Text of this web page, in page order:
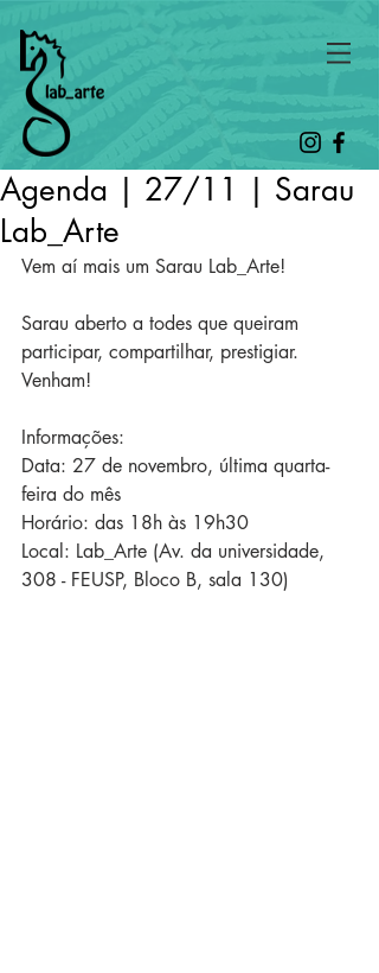
Agenda | 27/11 | Sarau
Lab_Arte
Vem aí mais um Sarau Lab_Arte!
Sarau aberto a todes que queiram
participar, compartilhar, prestigiar.
Venham!
Informações:
Data: 27 de novembro, última quarta-
feira do mês
Horário: das 18h às 19h30
Local: Lab_Arte (Av. da universidade,
308 - FEUSP, Bloco B, sala 130)